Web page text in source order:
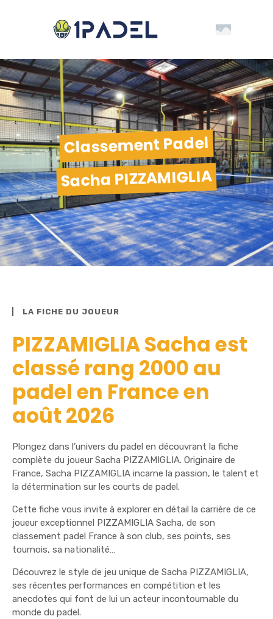
Classement Padel
Sacha PIZZAMIGLIA
LA FICHE DU JOUEUR
PIZZAMIGLIA Sacha est
classé rang 2000 au
padel en France en
août 2026
Plongez dans l’univers du padel en découvrant la fiche
complète du joueur Sacha PIZZAMIGLIA. Originaire de
France, Sacha PIZZAMIGLIA incarne la passion, le talent et
la détermination sur les courts de padel.
Cette fiche vous invite à explorer en détail la carrière de ce
joueur exceptionnel PIZZAMIGLIA Sacha, de son
classement padel France à son club, ses points, ses
tournois, sa nationalité…
Découvrez le style de jeu unique de Sacha PIZZAMIGLIA,
ses récentes performances en compétition et les
anecdotes qui font de lui un acteur incontournable du
monde du padel.